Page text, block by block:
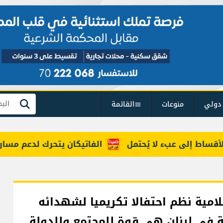
منوعات القائمة بحث
الفاتيكان يتحرك لدعم مسار ينهي عبء لا يُحتمل
نظم احتفالا تكريميا لشهدائه